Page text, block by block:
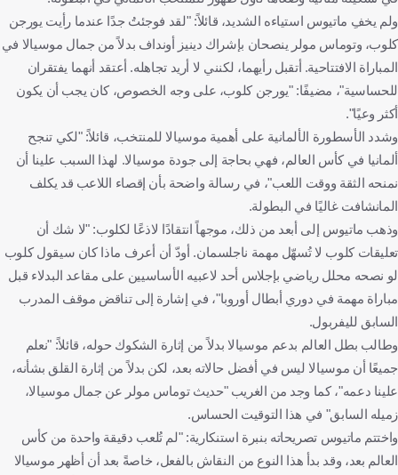
ولم يخفِ ماتيوس استياءه الشديد، قائلاً: "لقد فوجئتُ جدًا عندما رأيت يورجن
كلوب، وتوماس مولر ينصحان بإشراك دينيز أونداف بدلاً من جمال موسيالا في
المباراة الافتتاحية. أتقبل رأيهما، لكنني لا أريد تجاهله. أعتقد أنهما يفتقران
للحساسية"، مضيفًا: "يورجن كلوب، على وجه الخصوص، كان يجب أن يكون
أكثر وعيًا".
وشدد الأسطورة الألمانية على أهمية موسيالا للمنتخب، قائلاً: "لكي تنجح
ألمانيا في كأس العالم، فهي بحاجة إلى جودة موسيالا. لهذا السبب علينا أن
نمنحه الثقة ووقت اللعب"، في رسالة واضحة بأن إقصاء اللاعب قد يكلف
المانشافت غاليًا في البطولة.
وذهب ماتيوس إلى أبعد من ذلك، موجهاً انتقادًا لاذعًا لكلوب: "لا شك أن
تعليقات كلوب لا تُسهّل مهمة ناجلسمان. أودّ أن أعرف ماذا كان سيقول كلوب
لو نصحه محلل رياضي بإجلاس أحد لاعبيه الأساسيين على مقاعد البدلاء قبل
مباراة مهمة في دوري أبطال أوروبا"، في إشارة إلى تناقض موقف المدرب
السابق لليفربول.
وطالب بطل العالم بدعم موسيالا بدلاً من إثارة الشكوك حوله، قائلاً: "نعلم
جميعًا أن موسيالا ليس في أفضل حالاته بعد، لكن بدلاً من إثارة القلق بشأنه،
علينا دعمه"، كما وجد من الغريب "حديث توماس مولر عن جمال موسيالا،
زميله السابق" في هذا التوقيت الحساس.
واختتم ماتيوس تصريحاته بنبرة استنكارية: "لم تُلعب دقيقة واحدة من كأس
العالم بعد، وقد بدأ هذا النوع من النقاش بالفعل، خاصةً بعد أن أظهر موسيالا